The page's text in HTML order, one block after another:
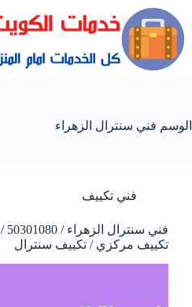
الوسم فني سنترال الزهراء
فني تكييف
تكييف مركزي / تكييف سنترال